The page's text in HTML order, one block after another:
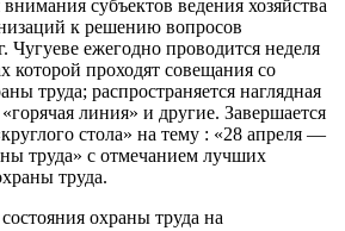
субъектов ведения хозяйства
к решению вопросов
Чугуеве ежегодно проводится неделя
которой проходят совещания со
труда; распространяется наглядная
линия» и другие. Завершается
стола» на тему : «28 апреля —
труда» с отмечанием лучших
труда.
охраны труда на